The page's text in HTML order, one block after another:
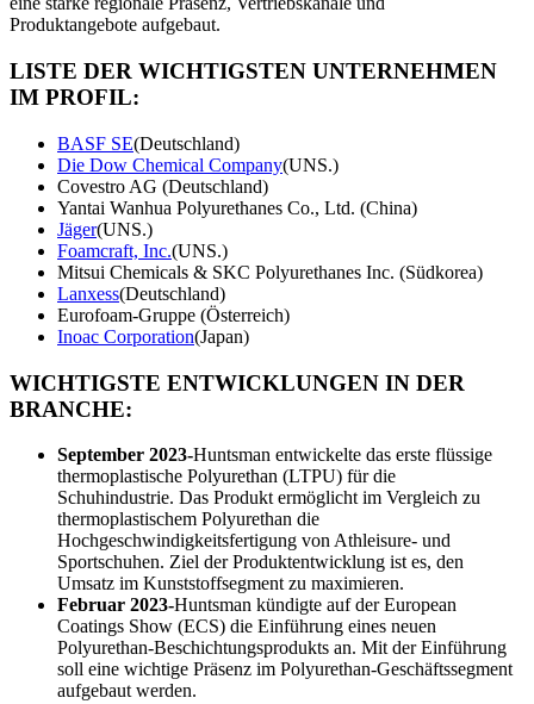
Produktangebote aufgebaut.
LISTE DER WICHTIGSTEN UNTERNEHMEN
IM PROFIL:
BASF SE(Deutschland)
Die Dow Chemical Company(UNS.)
Covestro AG (Deutschland)
Yantai Wanhua Polyurethanes Co., Ltd. (China)
Jäger(UNS.)
Foamcraft, Inc.(UNS.)
Mitsui Chemicals & SKC Polyurethanes Inc. (Südkorea)
Lanxess(Deutschland)
Eurofoam-Gruppe (Österreich)
Inoac Corporation(Japan)
WICHTIGSTE ENTWICKLUNGEN IN DER
BRANCHE:
September 2023-Huntsman entwickelte das erste flüssige
thermoplastische Polyurethan (LTPU) für die
Schuhindustrie. Das Produkt ermöglicht im Vergleich zu
thermoplastischem Polyurethan die
Hochgeschwindigkeitsfertigung von Athleisure- und
Sportschuhen. Ziel der Produktentwicklung ist es, den
Umsatz im Kunststoffsegment zu maximieren.
Februar 2023-Huntsman kündigte auf der European
Coatings Show (ECS) die Einführung eines neuen
Polyurethan-Beschichtungsprodukts an. Mit der Einführung
soll eine wichtige Präsenz im Polyurethan-Geschäftssegment
aufgebaut werden.